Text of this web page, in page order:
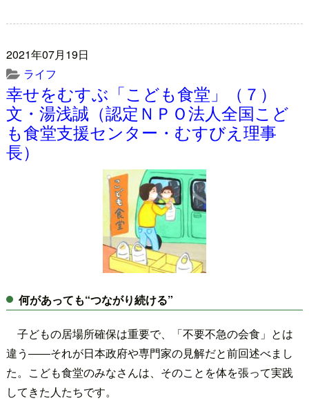
2021年07月19日
ライフ
幸せをむすぶ「こども食堂」（７）
文・湯浅誠（認定ＮＰＯ法人全国こど
も食堂支援センター・むすびえ理事
長）
何があっても“つながり続ける”
子どもの居場所確保は重要で、「不要不急の会食」とは
違う――それが日本政府や専門家の見解だと前回述べまし
た。こども食堂のみなさんは、そのことを体を張って実践
してきた人たちです。